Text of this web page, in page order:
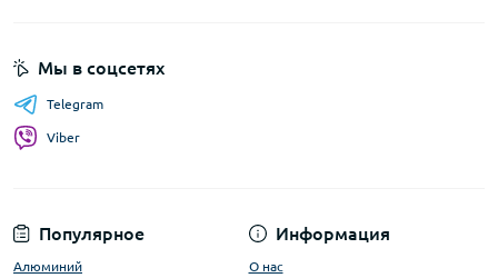
Популярное
Алюминий
Информация
О нас
Мы в соцсетях
Telegram
Viber